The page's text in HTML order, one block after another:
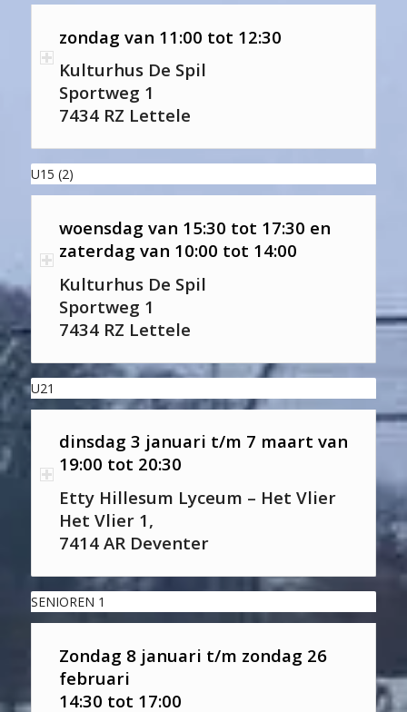
zondag van 11:00 tot 12:30
Kulturhus De Spil
Sportweg 1
7434 RZ Lettele
U15 (2)
woensdag van 15:30 tot 17:30 en
zaterdag van 10:00 tot 14:00
Kulturhus De Spil
Sportweg 1
7434 RZ Lettele
U21
dinsdag 3 januari t/m 7 maart van
19:00 tot 20:30
Etty Hillesum Lyceum – Het Vlier
Het Vlier 1,
7414 AR Deventer
SENIOREN 1
Zondag 8 januari t/m zondag 26
februari
14:30 tot 17:00